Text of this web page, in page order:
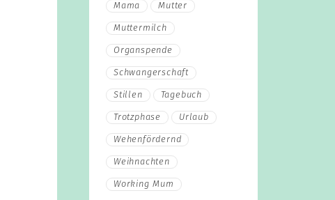
Mama Mutter
Muttermilch
Organspende
Schwangerschaft
Stillen Tagebuch
Trotzphase Urlaub
Wehenfördernd
Weihnachten
Working Mum